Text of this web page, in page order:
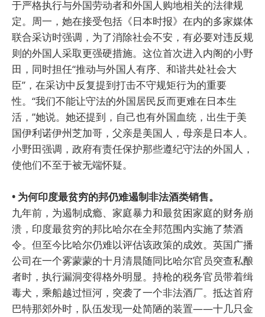
于严格执行与外国劳动者和外国人购地相关的法律规
定。周一，她在接受包括《日本时报》在内的多家媒体
联合采访时强调，为了消除社会不安，有必要对违反规
则的外国人采取更强硬措施。这位首次进入内阁的小野
田，同时担任“推动与外国人有序、和谐共处社会大
臣”，在采访中反复提到打击不守规矩行为的重要
性。“我们不能让守法的外国居民反而更难在日本生
活，”她说。她还提到，自己也有外国血统，出生于美
国伊利诺伊州芝加哥，父亲是美国人，母亲是日本人。
小野田强调，政府有责任保护那些遵纪守法的外国人，
使他们不至于被无端怀疑。
• 为何印度最贫穷的邦仍难遏制非法酒类销售。
九年前，为遏制成瘾、家庭暴力和最贫困家庭的财务崩
溃，印度最贫穷的邦比哈尔在全邦范围内实施了禁酒
令。但至今比哈尔仍难以评估该政策的成效。英国广播
公司在一个雾蒙蒙的十月清晨随同比哈尔官员突查私酿
者时，执行漏洞变得格外明显。持枪的税务官员带着缉
毒犬，乘船越过恒河，突袭了一个非法酒厂。抵达首府
巴特那郊外时，队伍发现一处简陋的装置——十几只金